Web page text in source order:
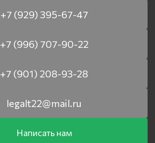
+7 (929) 395-67-47
+7 (996) 707-90-22
+7 (901) 208-93-28
legalt22@mail.ru
Написать нам